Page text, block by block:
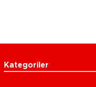
Kategoriler